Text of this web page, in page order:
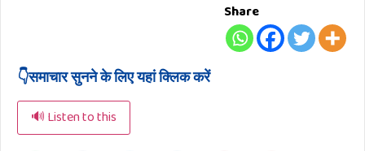
Share
👇समाचार सुनने के लिए यहां क्लिक करें
🔊 Listen to this